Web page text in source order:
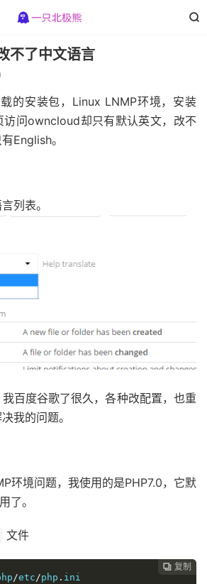

不了中文语言
的安装包，Linux LNMP环境，安装
访问owncloud却只有默认英文，改不
English。
列表。
百度谷歌了很久，各种改配置，也重
我的问题。
环境问题，我使用的是PHP7.0，它默
了。
文件
 复制
/etc/php . ini